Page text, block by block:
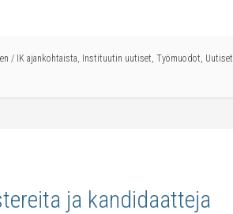
/ IK ajankohtaista, Instituutin uutiset, Työmuodot, Uutiset
ja kandidaatteja